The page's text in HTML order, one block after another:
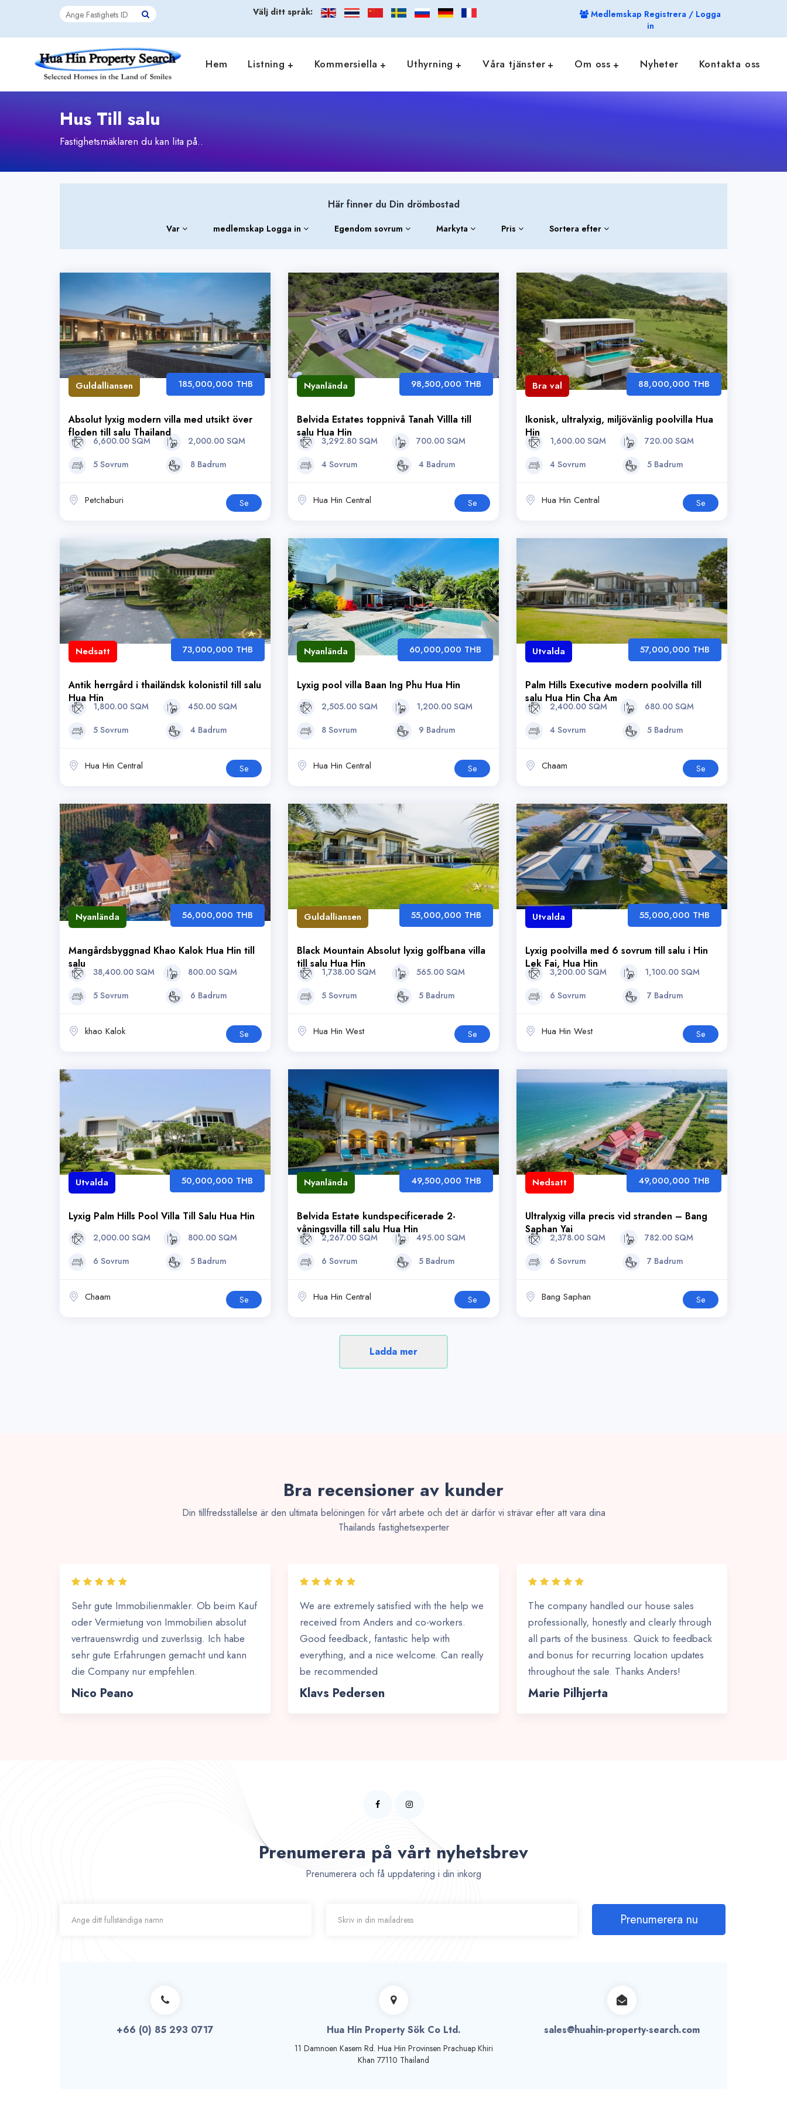
Välj ditt språk:
Medlemskap Registrera / Logga
in
Hem Listning Kommersiella Uthyrning Våra tjänster Om oss Nyheter Kontakta oss
Hus Till salu
Fastighetsmäklaren du kan lita på..
Här finner du Din drömbostad
Var medlemskap Logga in Egendom sovrum Markyta Pris Sortera efter
Guldalliansen
Absolut lyxig modern villa med utsikt över
floden till salu Thailand
185,000,000 THB
6,600.00 SQM
2,000.00 SQM
5 Sovrum
8 Badrum
Petchaburi Se
Nyanlända
Belvida Estates toppnivå Tanah Villla till
salu Hua Hin
98,500,000 THB
3,292.80 SQM
700.00 SQM
4 Sovrum
4 Badrum
Hua Hin Central Se
Bra val
Ikonisk, ultralyxig, miljövänlig poolvilla Hua
Hin
88,000,000 THB
1,600.00 SQM
720.00 SQM
4 Sovrum
5 Badrum
Hua Hin Central Se
Nedsatt
Antik herrgård i thailändsk kolonistil till salu
Hua Hin
73,000,000 THB
1,800.00 SQM
450.00 SQM
5 Sovrum
4 Badrum
Hua Hin Central Se
Nyanlända
Lyxig pool villa Baan Ing Phu Hua Hin
60,000,000 THB
2,505.00 SQM
1,200.00 SQM
8 Sovrum
9 Badrum
Hua Hin Central Se
Utvalda
Palm Hills Executive modern poolvilla till
salu Hua Hin Cha Am
57,000,000 THB
2,400.00 SQM
680.00 SQM
4 Sovrum
5 Badrum
Chaam Se
Nyanlända
Mangårdsbyggnad Khao Kalok Hua Hin till
salu
56,000,000 THB
38,400.00 SQM
800.00 SQM
5 Sovrum
6 Badrum
khao Kalok Se
Guldalliansen
Black Mountain Absolut lyxig golfbana villa
till salu Hua Hin
55,000,000 THB
1,738.00 SQM
565.00 SQM
5 Sovrum
5 Badrum
Hua Hin West Se
Utvalda
Lyxig poolvilla med 6 sovrum till salu i Hin
Lek Fai, Hua Hin
55,000,000 THB
3,200.00 SQM
1,100.00 SQM
6 Sovrum
7 Badrum
Hua Hin West Se
Utvalda
Lyxig Palm Hills Pool Villa Till Salu Hua Hin
50,000,000 THB
2,000.00 SQM
800.00 SQM
6 Sovrum
5 Badrum
Chaam Se
Nyanlända
Belvida Estate kundspecificerade 2-
våningsvilla till salu Hua Hin
49,500,000 THB
2,267.00 SQM
495.00 SQM
6 Sovrum
5 Badrum
Hua Hin Central Se
Nedsatt
Ultralyxig villa precis vid stranden – Bang
Saphan Yai
49,000,000 THB
2,378.00 SQM
782.00 SQM
6 Sovrum
7 Badrum
Bang Saphan Se
Ladda mer
Bra recensioner av kunder
Din tillfredsställelse är den ultimata belöningen för vårt arbete och det är därför vi strävar efter att vara dina
Thailands fastighetsexperter
Sehr gute Immobilienmakler. Ob beim Kauf
oder Vermietung von Immobilien absolut
vertrauenswrdig und zuverlssig. Ich habe
sehr gute Erfahrungen gemacht und kann
die Company nur empfehlen.
Nico Peano
We are extremely satisfied with the help we
received from Anders and co-workers.
Good feedback, fantastic help with
everything, and a nice welcome. Can really
be recommended
Klavs Pedersen
The company handled our house sales
professionally, honestly and clearly through
all parts of the business. Quick to feedback
and bonus for recurring location updates
throughout the sale. Thanks Anders!
Marie Pilhjerta
Prenumerera på vårt nyhetsbrev
Prenumerera och få uppdatering i din inkorg
Prenumerera nu
+66 (0) 85 293 0717 Hua Hin Property Sök Co Ltd.
11 Damnoen Kasem Rd. Hua Hin Provinsen Prachuap Khiri
Khan 77110 Thailand
sales@huahin-property-search.com